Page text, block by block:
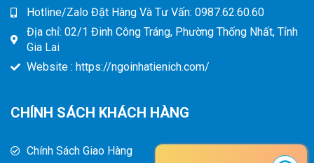
Hotline/Zalo Đặt Hàng Và Tư Vấn: 0987.62.60.60
Địa chỉ: 02/1 Đinh Công Tráng, Phường Thống Nhất, Tỉnh
Gia Lai
Website : https://ngoinhatienich.com/
CHÍNH SÁCH KHÁCH HÀNG
Chính Sách Giao Hàng